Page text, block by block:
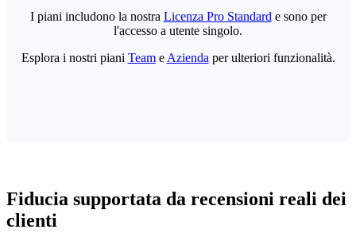
I piani includono la nostra Licenza Pro Standard e sono per
l'accesso a utente singolo.
Esplora i nostri piani Teame Azienda per ulteriori funzionalità.
Fiducia supportata da recensioni reali dei
clienti